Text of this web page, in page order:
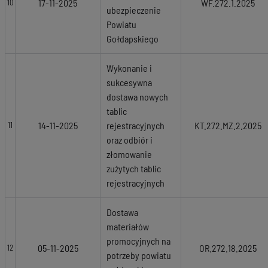
10 17-11-2025
ubezpieczenie
Powiatu
Gołdapskiego
WF.272.1.2025
11 14-11-2025
Wykonanie i
sukcesywna
dostawa nowych
tablic
rejestracyjnych
oraz odbiór i
złomowanie
zużytych tablic
rejestracyjnych
KT.272.MZ.2.2025
12 05-11-2025
Dostawa
materiałów
promocyjnych na
potrzeby powiatu
OR.272.18.2025